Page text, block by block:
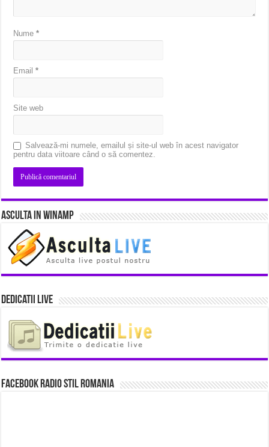
Nume*
Email*
Site web
Salvează-mi numele, emailul și site-ul web în acest navigator
pentru data viitoare când o să comentez.
Asculta in Winamp
Dedicatii Live
Facebook Radio Stil Romania